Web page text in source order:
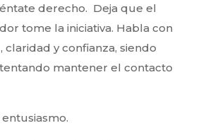
derecho. Deja que el
tome la iniciativa. Habla con
claridad y confianza, siendo
mantener el contacto